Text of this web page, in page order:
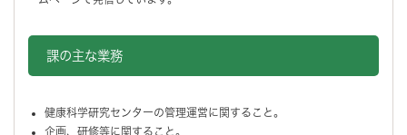
課の主な業務
健康科学研究センターの管理運営に関すること。
企画、研修等に関すること。